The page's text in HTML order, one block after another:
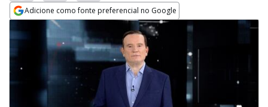
Adicione como fonte preferencial no Google
Opens in new window